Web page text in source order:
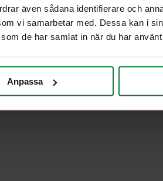
även sådana identifierare och
vi samarbetar med. Dessa kan i
de har samlat in när du har
Anpassa